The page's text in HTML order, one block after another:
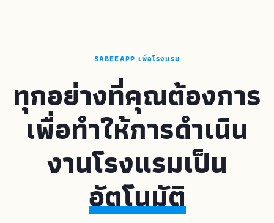
SABEEAPP เพื่อโรงแรม
ทุกอย่างที่คุณต้องการ
เพื่อทำให้การดำเนิน
งานโรงแรมเป็น
อัตโนมัติ